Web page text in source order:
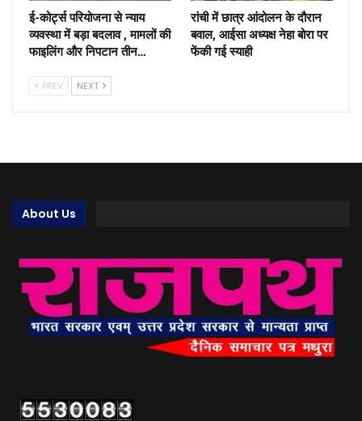
ई-कोर्ट्स परियोजना से न्याय
व्यवस्था में बड़ा बदलाव , मामलों की
फाइलिंग और निपटान तीन…
रांची में छात्र आंदोलन के दौरान
बवाल, आईसा अध्यक्ष नेहा बोरा पर
फेंकी गई स्याही
PREV NEXT
About Us